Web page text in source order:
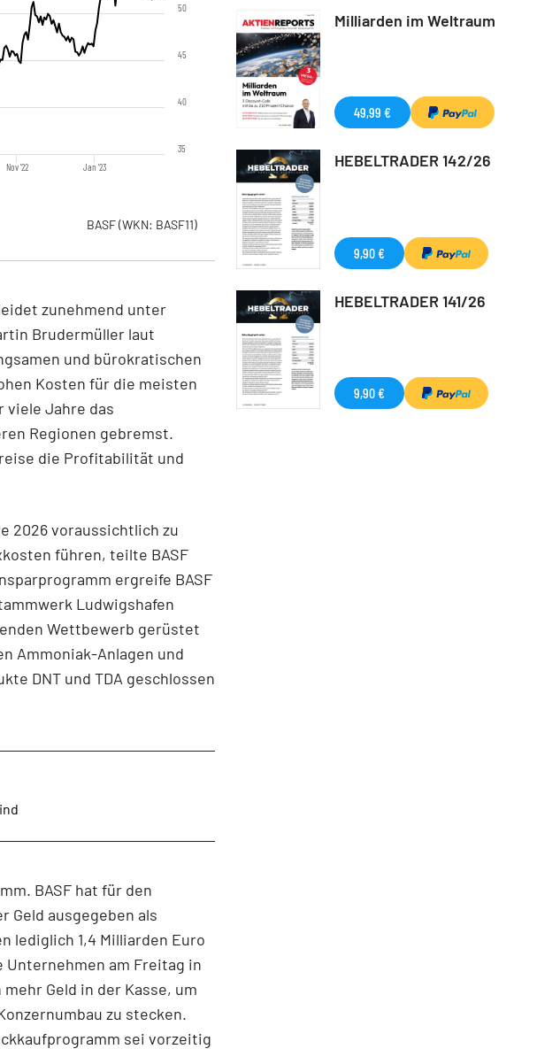
Nov '22 Jan '23
35
40
45
50
BASF(WKN: BASF11)
zunehmend unter
Brudermüller laut
und bürokratischen
Kosten für die meisten
viele Jahre das
Regionen gebremst.
die Profitabilität und
2026 voraussichtlich zu
führen, teilte BASF
ergreife BASF
Ludwigshafen
Wettbewerb gerüstet
Ammoniak-Anlagen und
DNT und TDA geschlossen
BASF hat für den
Geld ausgegeben als
lediglich 1,4 Milliarden Euro
am Freitag in
Geld in der Kasse, um
zu stecken.
sei vorzeitig
Milliarden im Weltraum
49,99 €
HEBELTRADER 142/26
9,90 €
HEBELTRADER 141/26
9,90 €